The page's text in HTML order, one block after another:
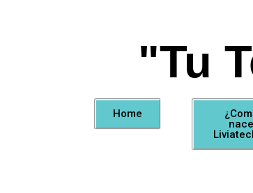
"Tu
Home
nace